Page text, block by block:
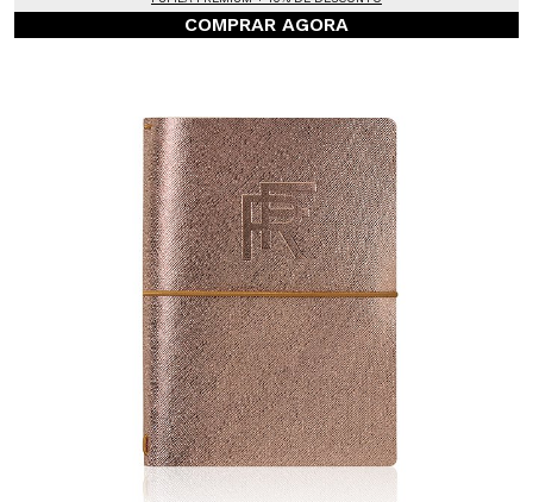
COMPRAR AGORA